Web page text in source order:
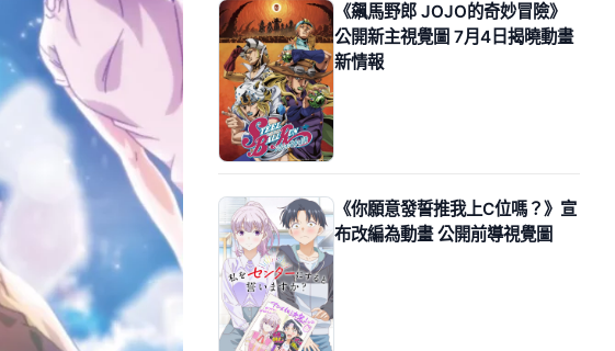
《飆馬野郎 JOJO的奇妙冒險》
公開新主視覺圖 7月4日揭曉動畫
新情報
《你願意發誓推我上C位嗎？》宣
布改編為動畫 公開前導視覺圖